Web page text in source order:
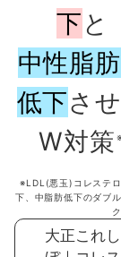
下 と
中性脂
低下さ
W対策
※LDL(悪玉)コレステ
下、中脂肪低下のダブ
大正これし